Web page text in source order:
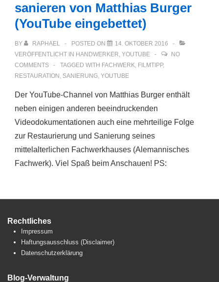
sanieren von Matthias Burger
(YouTube eingebettet)
BY RAPHAEL POSTED ON
14. OKTOBER 2016
VERÖFFENTLICHT IN HANDWERKER, YOUTUBE
NO
COMMENTS
TAGGED WITH FACHWERK, FILMTIPP,
RESTAURATION , SANIERUNG, YOUTUBE
Der YouTube-Channel von Matthias Burger enthält
neben einigen anderen beeindruckenden
Videodokumentationen auch eine mehrteilige Folge
zur Restaurierung und Sanierung seines
mittelalterlichen Fachwerkhauses (Alemannisches
Fachwerk). Viel Spaß beim Anschauen! PS:
Rechtliches
Impressum
Haftungsausschluss (Disclaimer)
Datenschutzerklärung
Blog-Verwaltung